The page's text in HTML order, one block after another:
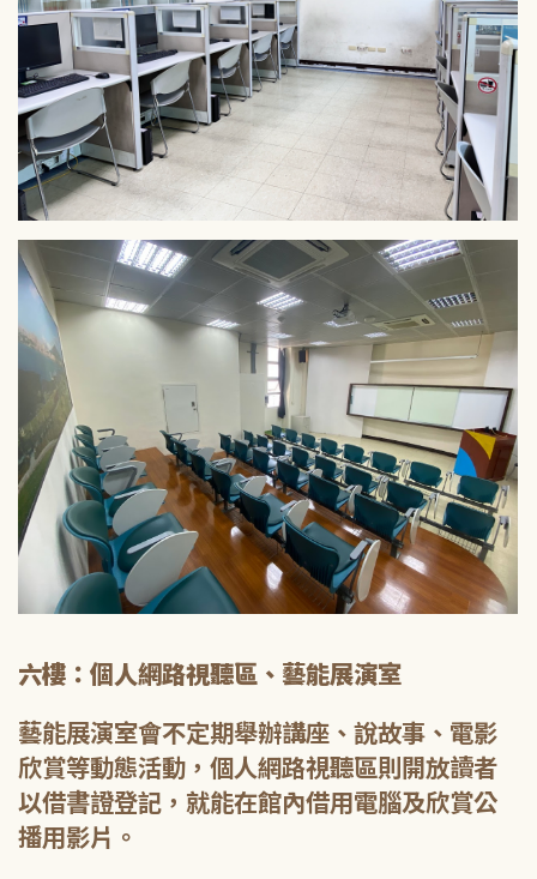
六樓：個人網路視聽區、藝能展演室
藝能展演室會不定期舉辦講座、說故事、電影
欣賞等動態活動，個人網路視聽區則開放讀者
以借書證登記，就能在館內借用電腦及欣賞公
播用影片。